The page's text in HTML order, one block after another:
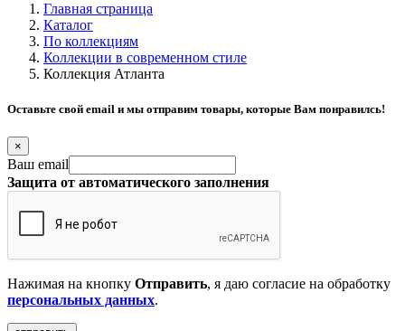
Главная страница
Каталог
По коллекциям
Коллекции в современном стиле
Коллекция Атланта
Оставьте свой email и мы отправим товары, которые Вам понравилсь!
×
Ваш email
Защита от автоматического заполнения
Нажимая на кнопку Отправить, я даю согласие на обработку
персональных данных.